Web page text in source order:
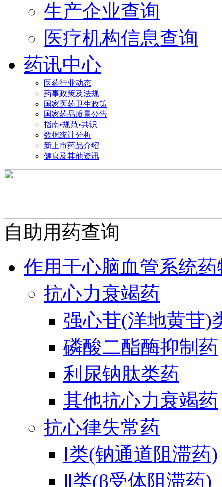
生产企业查询
医疗机构信息查询
药讯中心
医药行业动态
药事政策及法规
国家医药卫生政策
国家药品质量公告
指南•规范•共识
数据统计分析
新上市药品介绍
健康及其他资讯
自助用药查询
作用于心脑血管系统药
抗心力衰竭药
强心苷(洋地黄苷)
磷酸二酯酶抑制药
利尿钠肽类药
其他抗心力衰竭药
抗心律失常药
Ⅰ类(钠通道阻滞药)
Ⅱ类(β受体阻滞药)